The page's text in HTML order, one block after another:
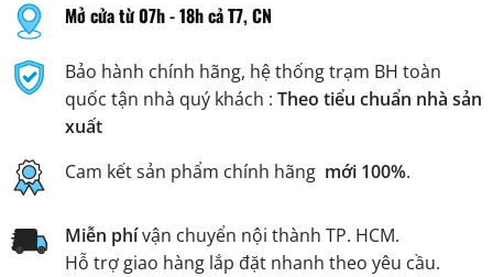
Mở cửa từ 07h - 18h cả T7, CN
Bảo hành chính hãng, hệ thống trạm BH toàn
quốc tận nhà quý khách : Theo tiểu chuẩn nhà sản
xuất
Cam kết sản phẩm chính hãng mới 100%.
Miễn phívận chuyển nội thành TP. HCM.
Hỗ trợ giao hàng lắp đặt nhanh theo yêu cầu.